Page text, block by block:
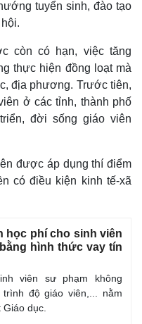
tuyển sinh, đào tạo
còn có hạn, việc tăng
thực hiện đồng loạt mà
địa phương. Trước tiên,
ở các tỉnh, thành phố
đời sống giáo viên
được áp dụng thí điểm
có điều kiện kinh tế-xã
học phí cho sinh viên
hình thức vay tín
viên sư phạm không
độ giáo viên,... nằm
dục.